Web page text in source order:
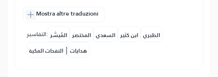
Mostra altre traduzioni
التفاسير: المُيسَّر المختصر السعدي ابن كثير الطبري
النفحات المكية | هدايات